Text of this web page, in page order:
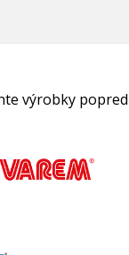
výrobky